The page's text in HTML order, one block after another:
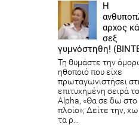
Η
αρχος
σεξ
γυμνόστηθη!
Τη θυμάστε την
ηθοποιό που είχε
πρωταγωνιστήσει
επιτυχημένη σειρά
Alpha, «Θα σε δω στο
πλοίο»; Δείτε την,
τα ρ...